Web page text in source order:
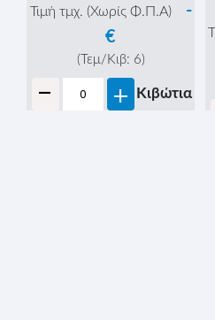
Τιμή τμχ. (Χωρίς Φ.Π.Α)
-
€
(Τεμ/Κιβ: 6)
- + Κιβώτια